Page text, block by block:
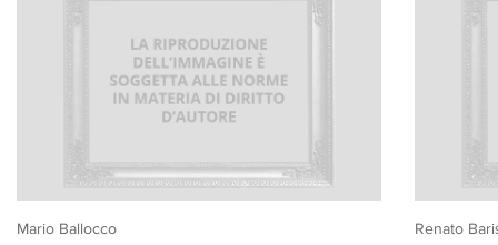
Mario Ballocco Renato